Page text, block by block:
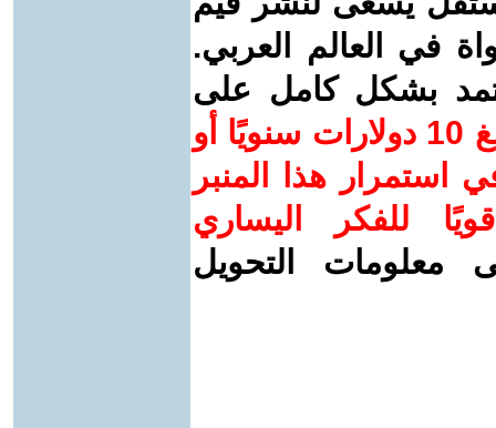
في العالم العربي.
بشكل كامل على
ساهم/ي معنا! بدعمكم بمبلغ 10 دولارات سنويًا أو
استمرار هذا المنبر
للفكر اليساري
معلومات التحويل